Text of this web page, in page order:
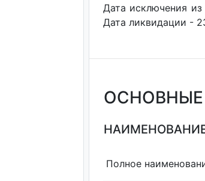
Дата исключения
Дата ликвидации -
ОСНОВНЫЕ
Полное